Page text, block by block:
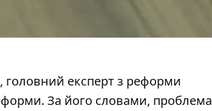
головний експерт з реформи
За його словами, проблема